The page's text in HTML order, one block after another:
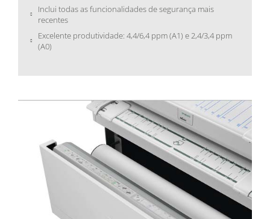
Inclui todas as funcionalidades de segurança mais
recentes
Excelente produtividade: 4,4/6,4 ppm (A1) e 2,4/3,4 ppm
(A0)